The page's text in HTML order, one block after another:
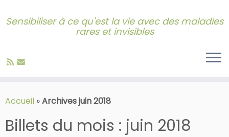
to
Sensibiliser à ce qu'est la vie avec des maladies
rares et invisibles
Accueil »Archives juin 2018
Billets du mois : juin 2018